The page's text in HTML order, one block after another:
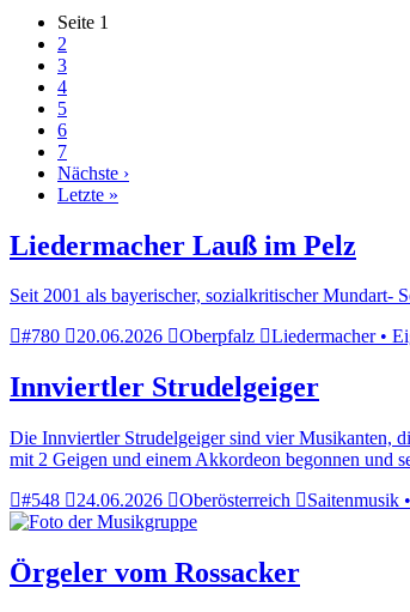
Seite 1
2
3
4
5
6
7
Nächste ›
Letzte »
Liedermacher Lauß im Pelz
Seit 2001 als bayerischer, sozialkritischer Mundart-
#780
20.06.2026 Oberpfalz Liedermacher •
Innviertler Strudelgeiger
Die Innviertler Strudelgeiger sind vier Musikanten,
mit 2 Geigen und einem Akkordeon begonnen und
#548
24.06.2026 Oberösterreich Saitenmusik
Örgeler vom Rossacker